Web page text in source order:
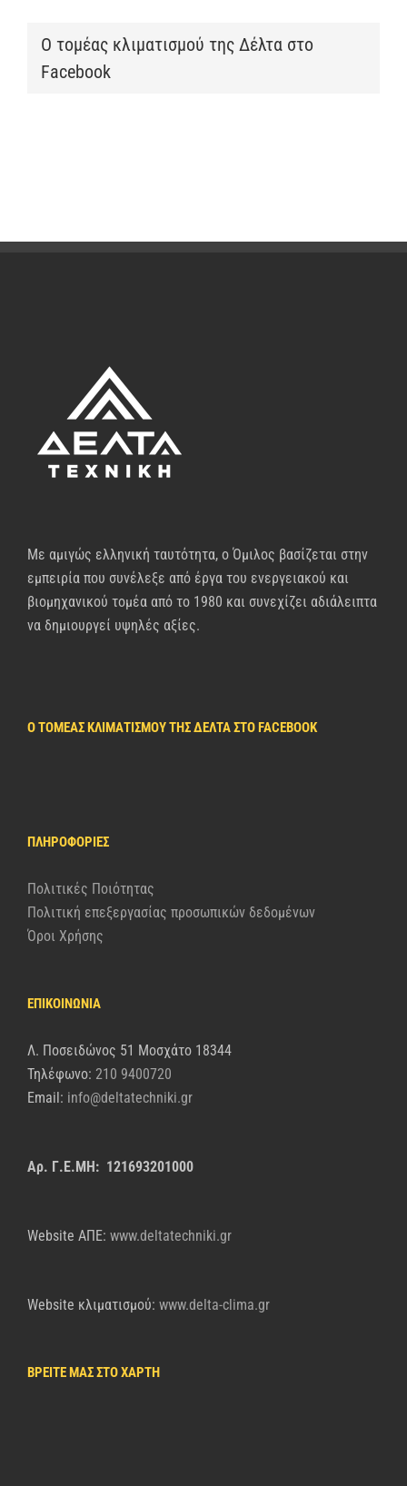
Ο τομέας κλιματισμού της Δέλτα στο
Facebook
Με αμιγώς ελληνική ταυτότητα, ο Όμιλος βασίζεται στην
εμπειρία που συνέλεξε από έργα του ενεργειακού και
βιομηχανικού τομέα από το 1980 και συνεχίζει αδιάλειπτα
να δημιουργεί υψηλές αξίες.
Ο ΤΟΜΈΑΣ ΚΛΙΜΑΤΙΣΜΟΎ ΤΗΣ ΔΈΛΤΑ ΣΤΟ FACEBOOK
ΠΛΗΡΟΦΟΡΊΕΣ
Πολιτικές Ποιότητας
Πολιτική επεξεργασίας προσωπικών δεδομένων
Όροι Χρήσης
ΕΠΙΚΟΙΝΩΝΙΑ
Λ. Ποσειδώνος 51 Μοσχάτο 18344
Τηλέφωνο: 210 9400720
Email: info@deltatechniki.gr
Αρ. Γ.Ε.ΜΗ: 121693201000
Website AΠΕ: www.deltatechniki.gr
Website κλιματισμού: www.delta-clima.gr
ΒΡΕΙΤΕ ΜΑΣ ΣΤΟ ΧΑΡΤΗ